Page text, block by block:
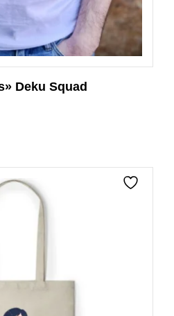
Deku Squad